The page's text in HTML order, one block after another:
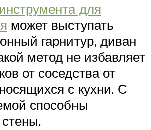
для
может выступать
гарнитур, диван
метод не избавляет
от соседства от
с кухни. С
способны